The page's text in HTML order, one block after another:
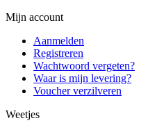
Mijn account
Aanmelden
Registreren
Wachtwoord vergeten?
Waar is mijn levering?
Voucher verzilveren
Weetjes